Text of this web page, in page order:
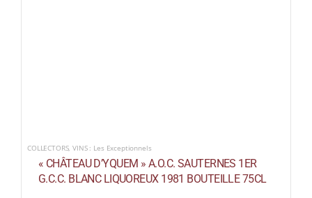
COLLECTORS,VINS : Les Exceptionnels
« CHÂTEAU D’YQUEM » A.O.C. SAUTERNES 1ER
G.C.C. BLANC LIQUOREUX 1981 BOUTEILLE 75CL